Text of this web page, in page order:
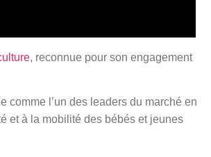
, reconnue pour son engagement
comme l’un des leaders du marché en
et à la mobilité des bébés et jeunes